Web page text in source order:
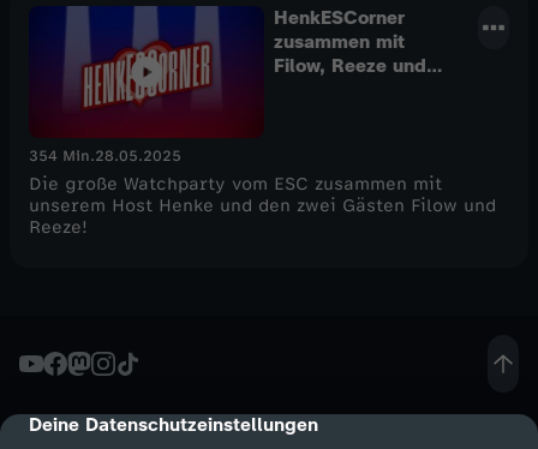
cmp-dialog-description
Deine Datenschutzeinstellungen
HenkESCorner
zusammen mit
Filow, Reeze und
354 Min.28.05.2025
Die große Watchparty vom ESC zusammen mit
unserem Host Henke und den zwei Gästen Filow und
Reeze!